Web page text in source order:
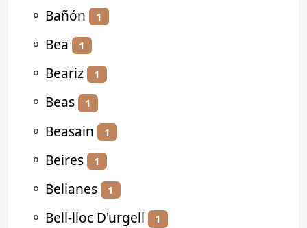
⚬ Bañón 1
⚬ Bea 1
⚬ Beariz 1
⚬ Beas 1
⚬ Beasain 1
⚬ Beires 1
⚬ Belianes 1
⚬ Bell-lloc D'urgell 1